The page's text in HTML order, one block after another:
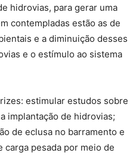
hidrovias, para gerar uma
contempladas estão as de
e a diminuição desses
e o estímulo ao sistema
estimular estudos sobre
implantação de hidrovias;
de eclusa no barramento e
carga pesada por meio de